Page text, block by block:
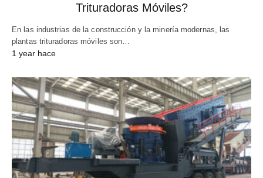
Trituradoras Móviles?
En las industrias de la construcción y la minería modernas, las
plantas trituradoras móviles son…
1 year hace